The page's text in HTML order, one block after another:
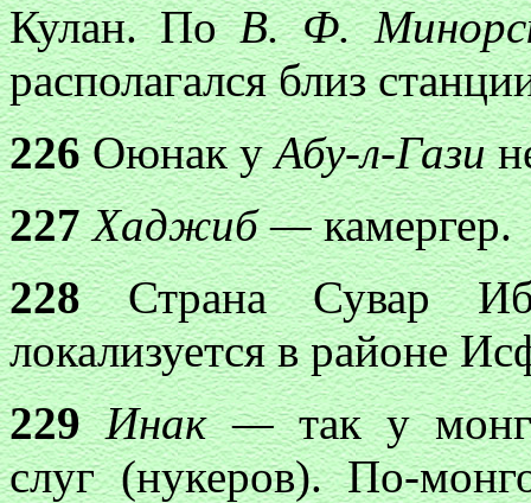
Кулан. ПоВ. Ф.
располагался близ
226Оюнак уАбу-л-Гази
227 Хаджиб —камергер.
228Страна Сувар
локализуется в районе
229 Инак —так у
слуг (нукеров). По-